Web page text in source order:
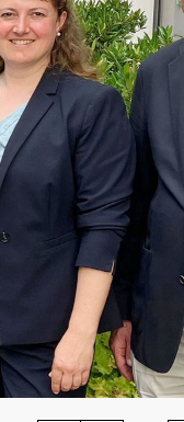
Learning